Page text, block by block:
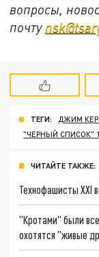
вопросы,
почту
ТЕГИ: ДЖИМ
"ЧЕРНЫЙ СПИСОК"
ЧИТАЙТЕ ТАКЖЕ:
Технофашисты XXI
"Кротами" были
охотятся "живые